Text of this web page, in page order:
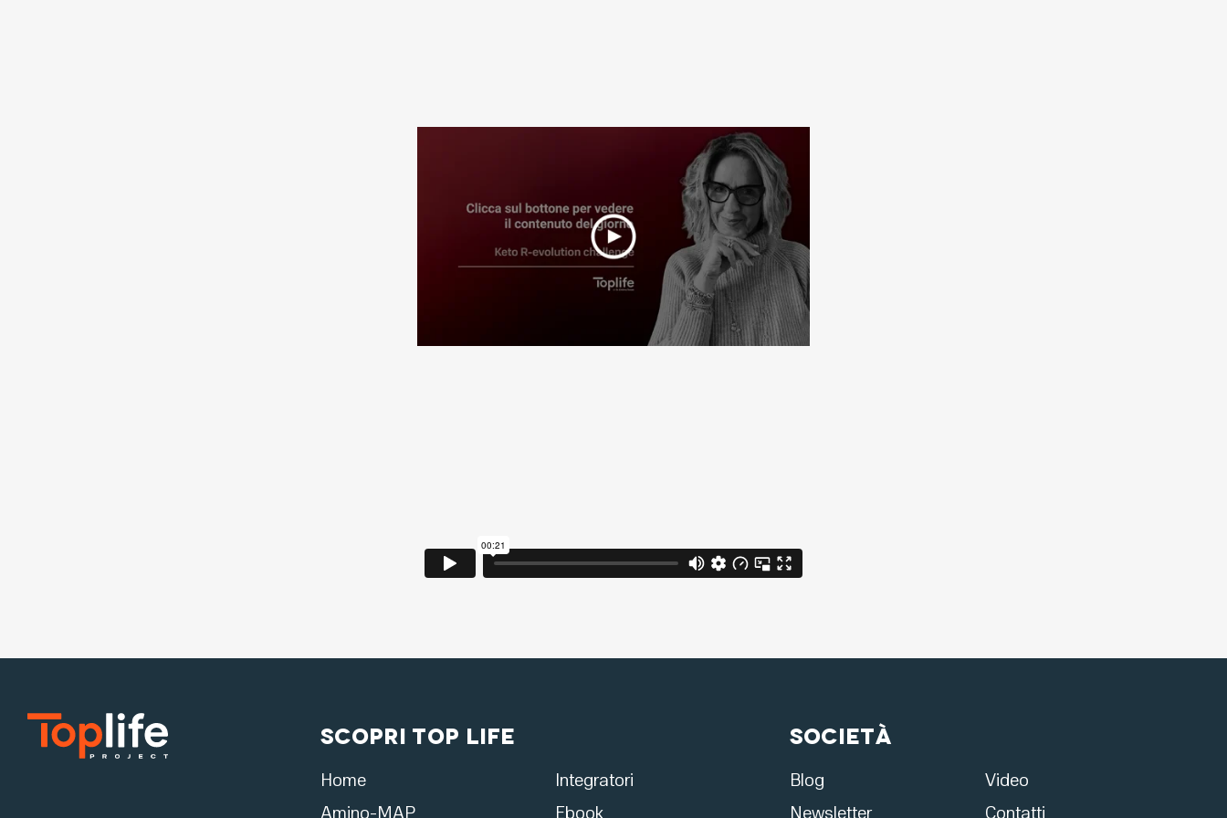
Scopri Top Life
Home
Integratori
Amino-MAP
Ebook
Società
Blog
Video
Newsletter
Contatti